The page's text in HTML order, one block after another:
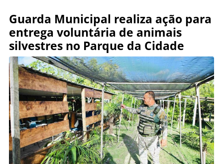
Guarda Municipal realiza ação para
entrega voluntária de animais
silvestres no Parque da Cidade